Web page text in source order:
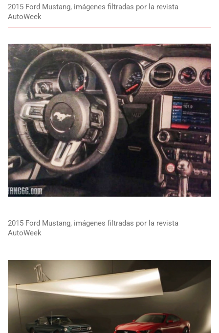
2015 Ford Mustang, imágenes filtradas por la revista
AutoWeek
2015 Ford Mustang, imágenes filtradas por la revista
AutoWeek